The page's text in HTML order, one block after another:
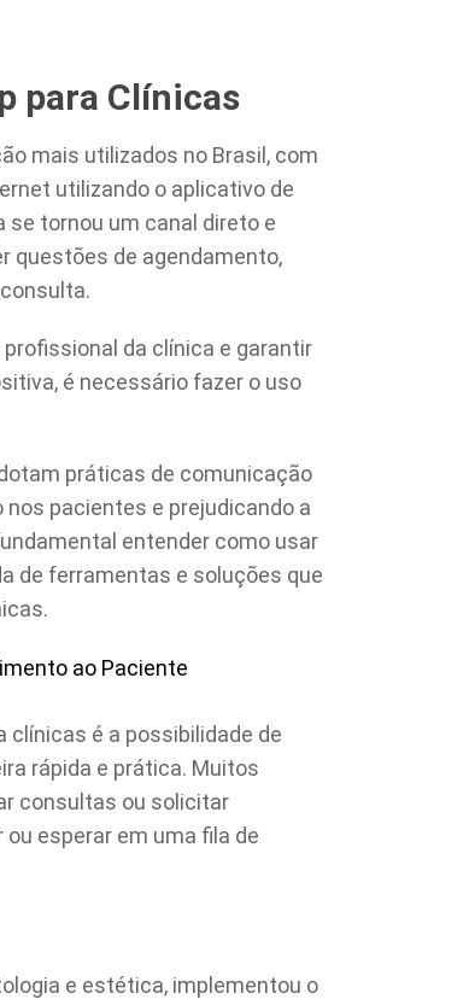
para Clínicas
mais utilizados no Brasil, com
utilizando o aplicativo de
tornou um canal direto e
questões de agendamento,
da clínica e garantir
é necessário fazer o uso
práticas de comunicação
pacientes e prejudicando a
entender como usar
de ferramentas e soluções que
ao Paciente
clínicas é a possibilidade de
rápida e prática. Muitos
consultas ou solicitar
esperar em uma fila de
e estética, implementou o